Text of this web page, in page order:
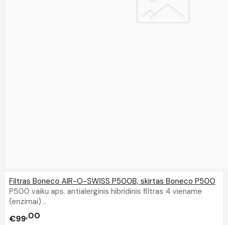
Filtras Boneco AIR-O-SWISS P500B, skirtas Boneco P500
P500 vaiku aps. antialerginis hibridinis filtras 4 viename
(enzimai) ..
€99 00